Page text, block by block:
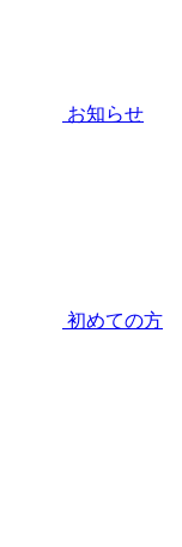
お知らせ
初めての方